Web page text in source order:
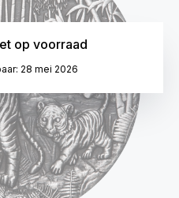
op voorraad
28 mei 2026